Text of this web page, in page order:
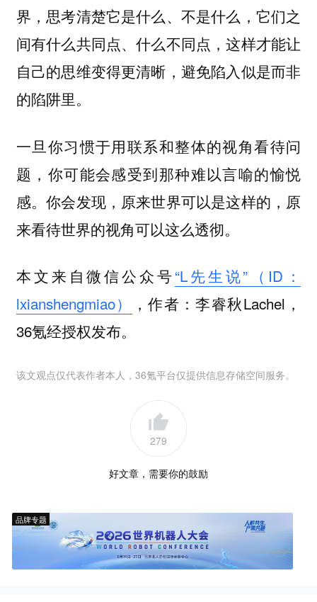
界，思考清楚它是什么、不是什么，它们之
间有什么共同点、什么不同点，这样才能让
自己的思维变得更清晰，避免陷入似是而非
的陷阱里。
一旦你习惯于用联系和整体的视角看待问
题，你可能会感受到那种难以言喻的愉悦
感。你会发现，原来世界可以是这样的，原
来看待世界的视角可以这么透彻。
本文来自微信公众号“L先生说”（ID：
lxianshengmiao）
，作者：李睿秋Lachel，
36氪经授权发布。
该文观点仅代表作者本人，36氪平台仅提供信息存储空间服务。
279
好文章，需要你的鼓励
品牌专题